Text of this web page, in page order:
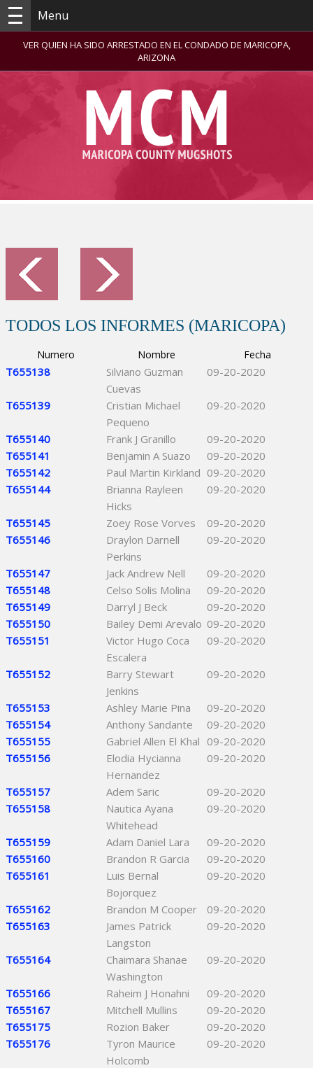
Menu
VER QUIEN HA SIDO ARRESTADO EN EL CONDADO DE MARICOPA,
ARIZONA
TODOS LOS INFORMES (MARICOPA)
Numero Nombre Fecha
T655138
Silviano Guzman
Cuevas
09-20-2020
T655139
Cristian Michael
Pequeno
09-20-2020
T655140 Frank J Granillo
09-20-2020
T655141
Benjamin A Suazo
09-20-2020
T655142
Paul Martin Kirkland 09-20-2020
T655144
Brianna Rayleen
Hicks
09-20-2020
T655145 Zoey Rose Vorves
09-20-2020
T655146
Draylon Darnell
Perkins
09-20-2020
T655147 Jack Andrew Nell
09-20-2020
T655148
Celso Solis Molina
09-20-2020
T655149
Darryl J Beck
09-20-2020
T655150
Bailey Demi Arevalo 09-20-2020
T655151
Victor Hugo Coca
Escalera
09-20-2020
T655152
Barry Stewart
Jenkins
09-20-2020
T655153 Ashley Marie Pina
09-20-2020
T655154
Anthony Sandante
09-20-2020
T655155
Gabriel Allen El Khal 09-20-2020
T655156
Elodia Hycianna
Hernandez
09-20-2020
T655157 Adem Saric
09-20-2020
T655158
Nautica Ayana
Whitehead
09-20-2020
T655159 Adam Daniel Lara
09-20-2020
T655160
Brandon R Garcia
09-20-2020
T655161
Luis Bernal
Bojorquez
09-20-2020
T655162 Brandon M Cooper
09-20-2020
T655163
James Patrick
Langston
09-20-2020
T655164
Chaimara Shanae
Washington
09-20-2020
T655166 Raheim J Honahni
09-20-2020
T655167
Mitchell Mullins
09-20-2020
T655175
Rozion Baker
09-20-2020
T655176
Tyron Maurice
Holcomb
09-20-2020